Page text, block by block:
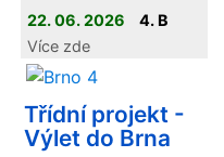
České republice.
Každá dvojice si
sama vybrala
destinaci, připravila
program výletu a
zpracovala jeho
22. 06. 2026
4. B
Více zde
Třídní projekt -
Výlet do Brna